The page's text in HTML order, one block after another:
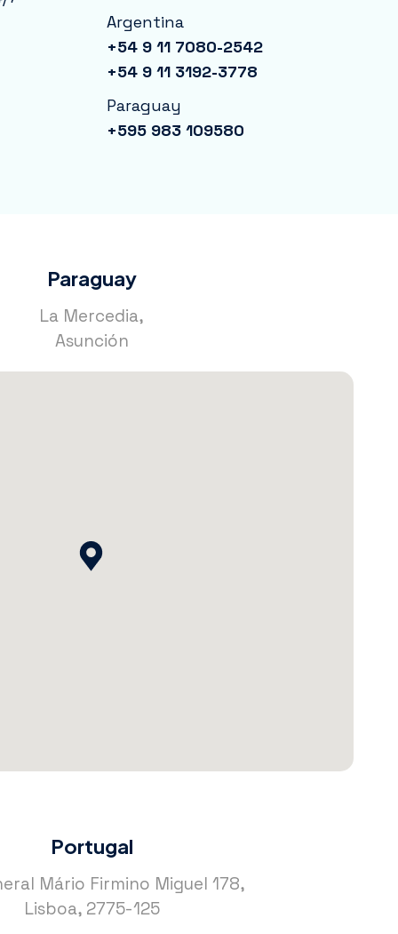
Argentina
+54 9 11 7080-2542
+54 9 11 3192-3778
Paraguay
+595 983 109580
Paraguay
La Mercedia,
Asunción
Portugal
Mário Firmino Miguel 178,
Lisboa, 2775-125